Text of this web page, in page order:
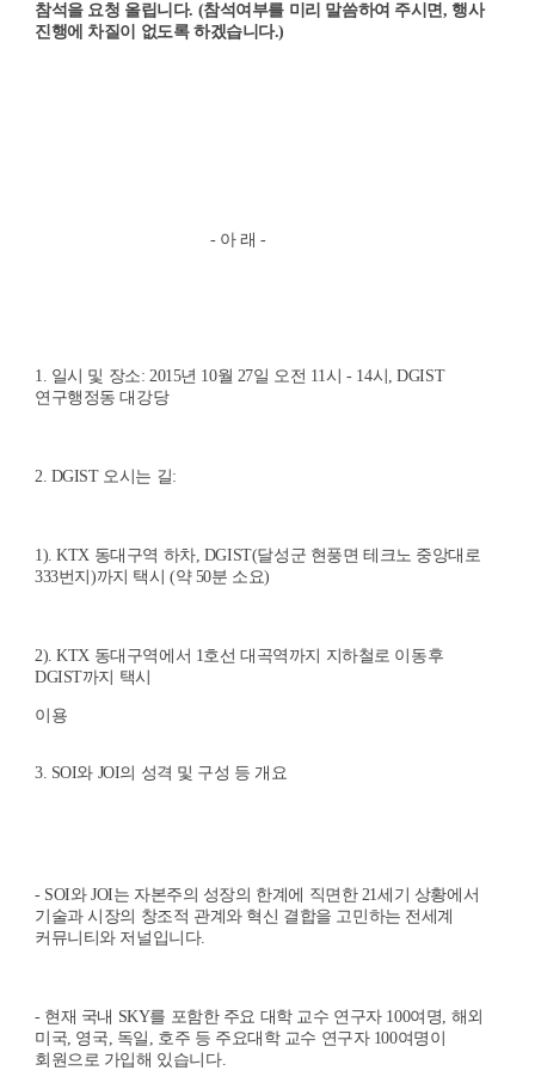
참석을 요청 올립니다. (참석여부를 미리 말씀하여 주시면, 행사
진행에 차질이 없도록 하겠습니다.)
- 아 래 -
1. 일시 및 장소: 2015년 10월 27일 오전 11시 - 14시, DGIST
연구행정동 대강당
2. DGIST 오시는 길:
1). KTX 동대구역 하차, DGIST(달성군 현풍면 테크노 중앙대로
333번지 )까지 택시 (약50분 소요)
2). KTX 동대구역에서 1호선 대곡역까지 지하철로 이동후
DGIST까지 택시
이용
3. SOI와 JOI의 성격 및 구성 등 개요
- SOI와JOI는 자본주의 성장의 한계에 직면한21세기 상황에서
기술과 시장의 창조적 관계와 혁신 결합을 고민하는 전세계
커뮤니티와 저널입니다.
- 현재 국내 SKY를 포함한 주요 대학 교수 연구자100여명, 해외
미국, 영국, 독일 , 호주 등 주요대학 교수 연구자100여명이
회원으로 가입해 있습니다.